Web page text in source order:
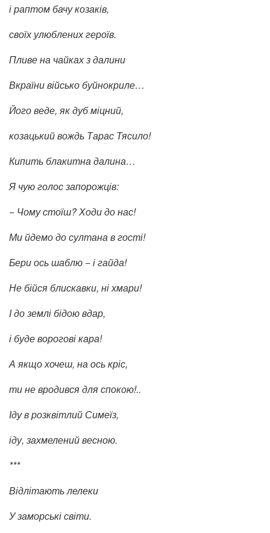
і раптом бачу козаків,
своїх улюблених героїв.
Пливе на чайках з далини
Вкраїни військо буйнокриле…
Його веде, як дуб міцний,
козацький вождь Тарас Тясило!
Кипить блакитна далина…
Я чую голос запорожців:
− Чому стоїш? Ходи до нас!
Ми йдемо до султана в гості!
Бери ось шаблю − і гайда!
Не бійся блискавки, ні хмари!
І до землі бідою вдар,
і буде ворогові кара!
А якщо хочеш, на ось кріс,
ти не вродився для спокою!..
Іду в розквітлий Симеїз,
іду, захмелений весною.
***
Відлітають лелеки
У заморські світи.